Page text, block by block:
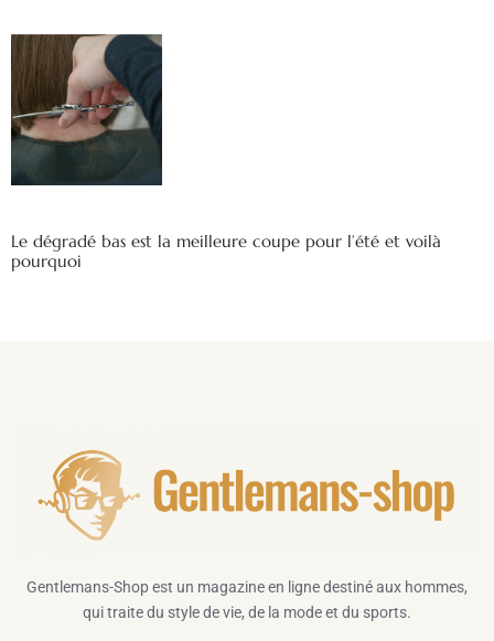
Le dégradé bas est la meilleure coupe pour l’été et voilà
pourquoi
Gentlemans-Shop est un magazine en ligne destiné aux hommes,
qui traite du style de vie, de la mode et du sports.